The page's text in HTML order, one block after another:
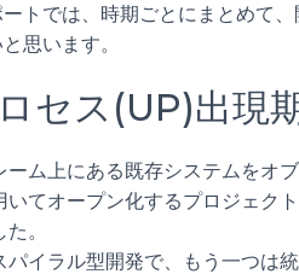
トでは、時期ごとにまとめて
思います。
セス(UP)出現
ーム上にある既存システムをオ
いてオープン化するプロジェク
。
パイラル型開発で、もう一つは